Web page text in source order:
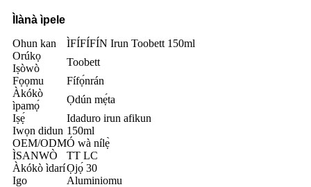
Ìlànà ìpele
Ohun kan
ÌFÍFÍFÍN Irun Toobett 150ml
Orúkọ
Iṣòwò
Toobett
Fọọmu
Fífọ́nrán
Àkókò
ìpamọ́
Ọdún mẹ́ta
Iṣẹ́
Idaduro irun afikun
Iwọn didun 150ml
OEM/ODMÓ wà nílẹ̀
ÌSANWÒ
TT LC
Àkókò ìdaríỌjọ́ 30
Igo
Aluminiomu